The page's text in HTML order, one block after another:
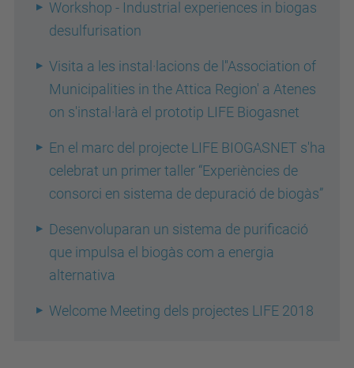
Workshop - Industrial experiences in biogas
desulfurisation
Visita a les instal·lacions de l''Association of
Municipalities in the Attica Region' a Atenes
on s'instal·larà el prototip LIFE Biogasnet
En el marc del projecte LIFE BIOGASNET s'ha
celebrat un primer taller “Experiències de
consorci en sistema de depuració de biogàs”
Desenvoluparan un sistema de purificació
que impulsa el biogàs com a energia
alternativa
Welcome Meeting dels projectes LIFE 2018